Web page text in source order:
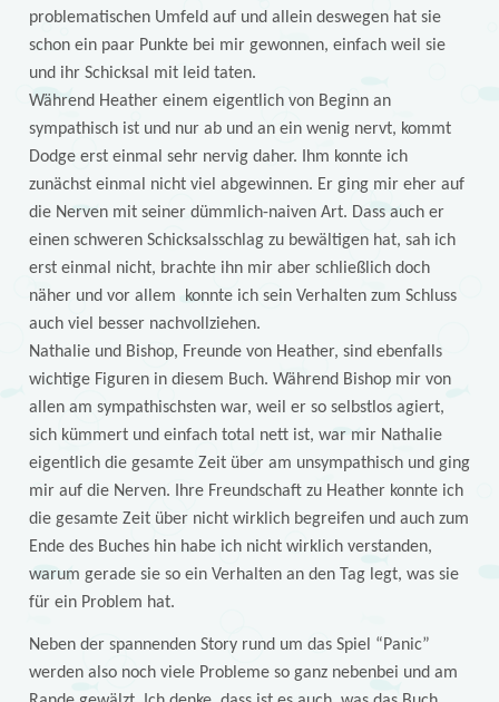
problematischen Umfeld auf und allein deswegen hat sie
schon ein paar Punkte bei mir gewonnen, einfach weil sie
und ihr Schicksal mit leid taten.
Während Heather einem eigentlich von Beginn an
sympathisch ist und nur ab und an ein wenig nervt, kommt
Dodge erst einmal sehr nervig daher. Ihm konnte ich
zunächst einmal nicht viel abgewinnen. Er ging mir eher auf
die Nerven mit seiner dümmlich-naiven Art. Dass auch er
einen schweren Schicksalsschlag zu bewältigen hat, sah ich
erst einmal nicht, brachte ihn mir aber schließlich doch
näher und vor allem konnte ich sein Verhalten zum Schluss
auch viel besser nachvollziehen.
Nathalie und Bishop, Freunde von Heather, sind ebenfalls
wichtige Figuren in diesem Buch. Während Bishop mir von
allen am sympathischsten war, weil er so selbstlos agiert,
sich kümmert und einfach total nett ist, war mir Nathalie
eigentlich die gesamte Zeit über am unsympathisch und ging
mir auf die Nerven. Ihre Freundschaft zu Heather konnte ich
die gesamte Zeit über nicht wirklich begreifen und auch zum
Ende des Buches hin habe ich nicht wirklich verstanden,
warum gerade sie so ein Verhalten an den Tag legt, was sie
für ein Problem hat.
Neben der spannenden Story rund um das Spiel “Panic”
werden also noch viele Probleme so ganz nebenbei und am